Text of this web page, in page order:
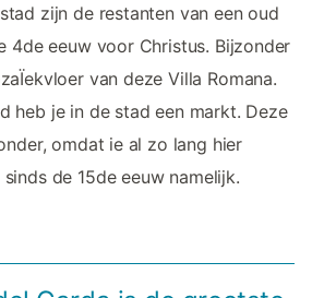
zijn de restanten van een oud
4de eeuw voor Christus. Bijzonder
van deze Villa Romana.
heb je in de stad een markt. Deze
omdat ie al zo lang hier
de 15de eeuw namelijk.